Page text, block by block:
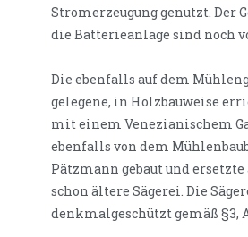
Stromerzeugung genutzt. Der
die Batterieanlage sind noch
Die ebenfalls auf dem
gelegene, in Holzbauweise
mit einem Venezianischem
ebenfalls von dem
Pätzmann gebaut und
schon ältere Sägerei. Die
denkmalgeschützt gemäß §3,